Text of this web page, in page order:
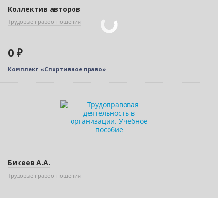
Коллектив авторов
Трудовые правоотношения
0 ₽
Комплект «Спортивное право»
Бикеев А.А.
Трудовые правоотношения